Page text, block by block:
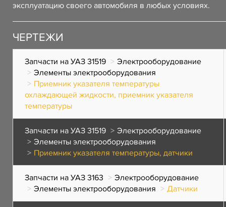
эксплуатацию своего автомобиля в любых условиях.
ЧЕРТЕЖИ
Запчасти на УАЗ 31519
Электрооборудование
Элементы электрооборудования
Приемник указателя температуры
охлаждающей жидкости, приемник указателя
температуры
Запчасти на УАЗ 31519
Электрооборудование
Элементы электрооборудования
Приемник указателя температуры, датчики
Запчасти на УАЗ 3163
Электрооборудование
Элементы электрооборудования
Датчики